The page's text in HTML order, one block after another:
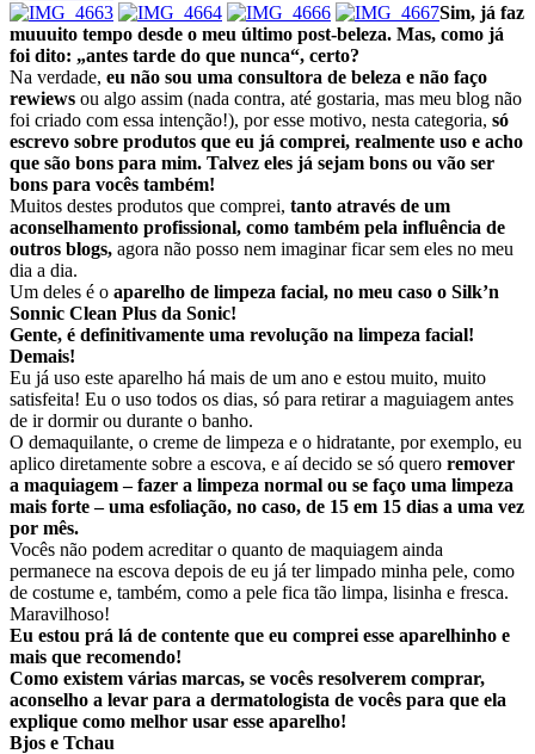
Sim, já faz
muuuito tempo desde o meu último post-beleza. Mas, como já
foi dito: „antes tarde do que nunca“, certo?
Na verdade, eu não sou uma consultora de beleza e não faço
rewiews ou algo assim (nada contra, até gostaria, mas meu blog não
foi criado com essa intenção!), por esse motivo, nesta categoria, só
escrevo sobre produtos que eu já comprei, realmente uso e acho
que são bons para mim. Talvez eles já sejam bons ou vão ser
bons para vocês também!
Muitos destes produtos que comprei, tanto através de um
aconselhamento profissional, como também pela influência de
outros blogs, agora não posso nem imaginar ficar sem eles no meu
dia a dia.
Um deles é o aparelho de limpeza facial, no meu caso o Silk’n
Sonnic Clean Plus da Sonic!
Gente, é definitivamente uma revolução na limpeza facial!
Demais!
Eu já uso este aparelho há mais de um ano e estou muito, muito
satisfeita! Eu o uso todos os dias, só para retirar a maguiagem antes
de ir dormir ou durante o banho.
O demaquilante, o creme de limpeza e o hidratante, por exemplo, eu
aplico diretamente sobre a escova, e aí decido se só quero remover
a maquiagem – fazer a limpeza normal ou se faço uma limpeza
mais forte – uma esfoliação, no caso, de 15 em 15 dias a uma vez
por mês.
Vocês não podem acreditar o quanto de maquiagem ainda
permanece na escova depois de eu já ter limpado minha pele, como
de costume e, também, como a pele fica tão limpa, lisinha e fresca.
Maravilhoso!
Eu estou prá lá de contente que eu comprei esse aparelhinho e
mais que recomendo!
Como existem várias marcas, se vocês resolverem comprar,
aconselho a levar para a dermatologista de vocês para que ela
explique como melhor usar esse aparelho!
Bjos e Tchau